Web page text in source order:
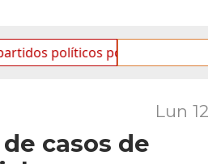
por «ficha limpia»
Lun
casos de